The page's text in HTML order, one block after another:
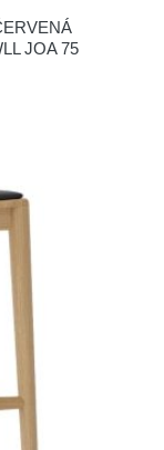
JOA 75